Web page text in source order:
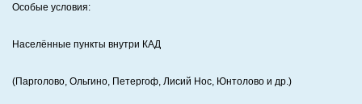
Особые условия:
Населённые пункты внутри КАД
(Парголово, Ольгино, Петергоф, Лисий Нос, Юнтолово и др.)